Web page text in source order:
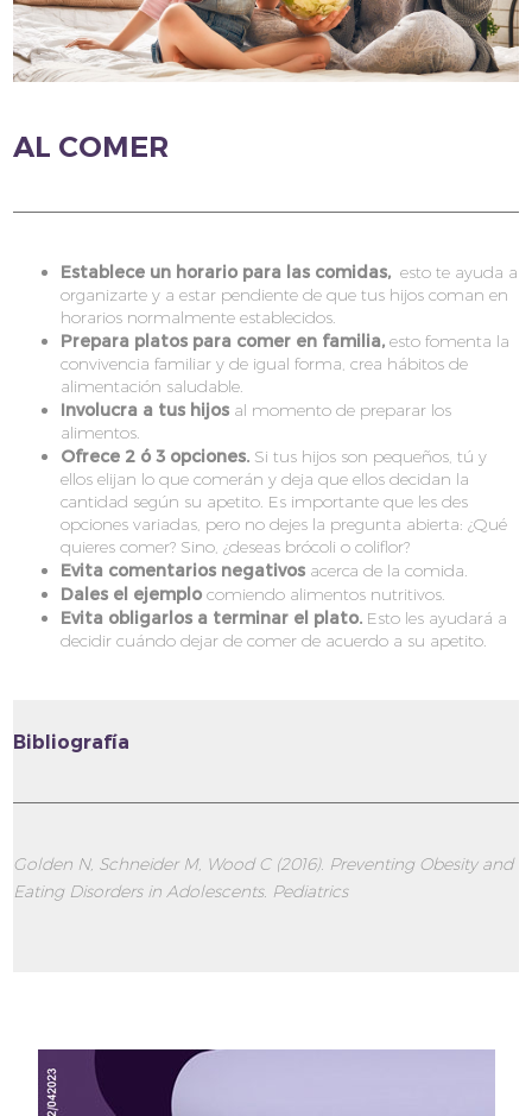
AL COMER
Establece un horario para las comidas, esto te ayuda a
organizarte y a estar pendiente de que tus hijos coman en
horarios normalmente establecidos.
Prepara platos para comer en familia, esto fomenta la
convivencia familiar y de igual forma, crea hábitos de
alimentación saludable.
Involucra a tus hijos al momento de preparar los
alimentos.
Ofrece 2 ó 3 opciones. Si tus hijos son pequeños, tú y
ellos elijan lo que comerán y deja que ellos decidan la
cantidad según su apetito. Es importante que les des
opciones variadas, pero no dejes la pregunta abierta: ¿Qué
quieres comer? Sino, ¿deseas brócoli o coliflor?
Evita comentarios negativos acerca de la comida.
Dales el ejemplo comiendo alimentos nutritivos.
Evita obligarlos a terminar el plato. Esto les ayudará a
decidir cuándo dejar de comer de acuerdo a su apetito.
Bibliografía
Golden N, Schneider M, Wood C (2016). Preventing Obesity and
Eating Disorders in Adolescents. Pediatrics